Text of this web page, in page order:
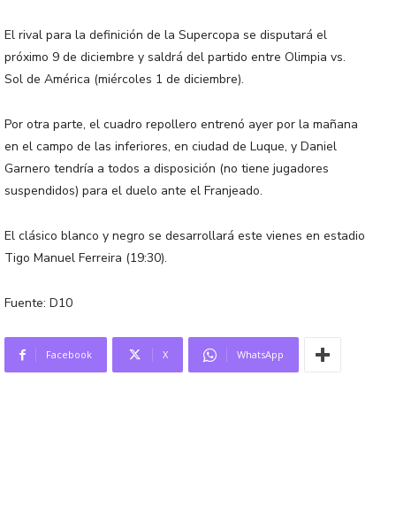
El rival para la definición de la Supercopa se disputará el
próximo 9 de diciembre y saldrá del partido entre Olimpia vs.
Sol de América (miércoles 1 de diciembre).
Por otra parte, el cuadro repollero entrenó ayer por la mañana
en el campo de las inferiores, en ciudad de Luque, y Daniel
Garnero tendría a todos a disposición (no tiene jugadores
suspendidos) para el duelo ante el Franjeado.
El clásico blanco y negro se desarrollará este vienes en estadio
Tigo Manuel Ferreira (19:30).
Fuente: D10
Facebook X WhatsApp